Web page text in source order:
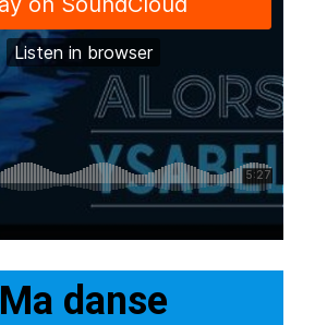
Ma danse